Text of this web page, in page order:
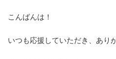
こんばんは！
いつも応援していただき、あり